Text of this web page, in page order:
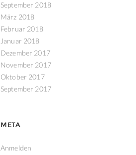
September 2018
März 2018
Februar 2018
Januar 2018
Dezember 2017
November 2017
Oktober 2017
September 2017
META
Anmelden